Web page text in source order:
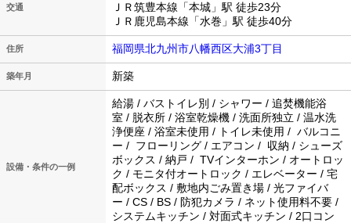
交通
ＪＲ筑豊本線「本城」駅 徒歩23分
ＪＲ鹿児島本線「水巻」駅 徒歩40分
住所 福岡県北九州市八幡西区大浦3丁目
築年月 新築
設備・条件の一例
給湯 / バストイレ別 / シャワー / 追焚機能浴
室 / 脱衣所 / 浴室乾燥機 / 洗面所独立 / 温水洗
浄便座 / 浴室未使用 / トイレ未使用 / バルコニ
ー / フローリング / エアコン / 収納 / シューズ
ボックス / 納戸 / TVインターホン / オートロッ
ク / モニタ付オートロック / エレベーター / 宅
配ボックス / 敷地内ごみ置き場 / 光ファイバ
ー / CS / BS / 防犯カメラ / ネット使用料不要 /
システムキッチン / 対面式キッチン / 2口コン